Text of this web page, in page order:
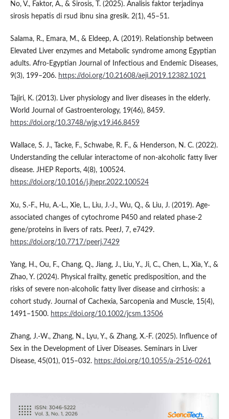
No, V., Faktor, A., & Sirosis, T. (2025). Analisis faktor terjadinya
sirosis hepatis di rsud ibnu sina gresik. 2(1), 45–51.
Salama, R., Emara, M., & Eldeep, A. (2019). Relationship between
Elevated Liver enzymes and Metabolic syndrome among Egyptian
adults. Afro-Egyptian Journal of Infectious and Endemic Diseases,
9(3), 199–206. https://doi.org/10.21608/aeji.2019.12382.1021
Tajiri, K. (2013). Liver physiology and liver diseases in the elderly.
World Journal of Gastroenterology, 19(46), 8459.
https://doi.org/10.3748/wjg.v19.i46.8459
Wallace, S. J., Tacke, F., Schwabe, R. F., & Henderson, N. C. (2022).
Understanding the cellular interactome of non-alcoholic fatty liver
disease. JHEP Reports, 4(8), 100524.
https://doi.org/10.1016/j.jhepr.2022.100524
Xu, S.-F., Hu, A.-L., Xie, L., Liu, J.-J., Wu, Q., & Liu, J. (2019). Age-
associated changes of cytochrome P450 and related phase-2
gene/proteins in livers of rats. PeerJ, 7, e7429.
https://doi.org/10.7717/peerj.7429
Yang, H., Ou, F., Chang, Q., Jiang, J., Liu, Y., Ji, C., Chen, L., Xia, Y., &
Zhao, Y. (2024). Physical frailty, genetic predisposition, and the
risks of severe non‐alcoholic fatty liver disease and cirrhosis: a
cohort study. Journal of Cachexia, Sarcopenia and Muscle, 15(4),
1491–1500. https://doi.org/10.1002/jcsm.13506
Zhang, J.-W., Zhang, N., Lyu, Y., & Zhang, X.-F. (2025). Influence of
Sex in the Development of Liver Diseases. Seminars in Liver
Disease, 45(01), 015–032. https://doi.org/10.1055/a-2516-0261